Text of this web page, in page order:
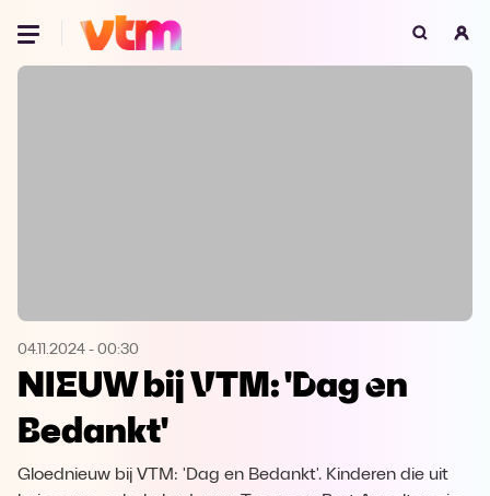
Oeps, browser niet ondersteund
Microsoft Edge Download
Opera
04.11.2024 - 00:30
NIEUW bij VTM: 'Dag en
Bedankt'
Gloednieuw bij VTM: 'Dag en Bedankt'. Kinderen die uit